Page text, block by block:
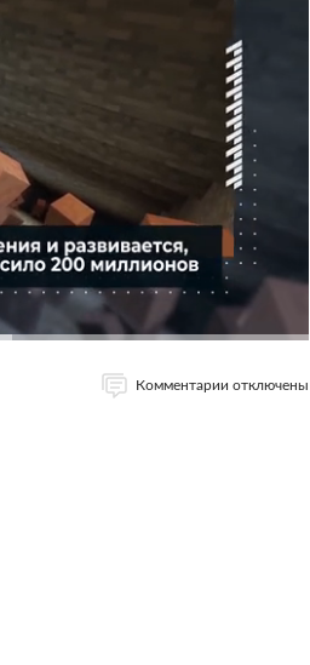
Комментарии отключены